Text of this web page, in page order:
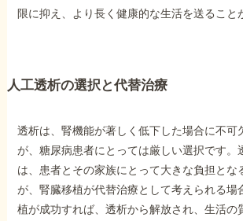
限に抑え、より長く健康的な生活を送ること
人工透析の選択と代替治療
透析は、腎機能が著しく低下した場合に不可
が、糖尿病患者にとっては厳しい選択です。
は、患者とその家族にとって大きな負担とな
が、腎臓移植が代替治療として考えられる場
植が成功すれば、透析から解放され、生活の